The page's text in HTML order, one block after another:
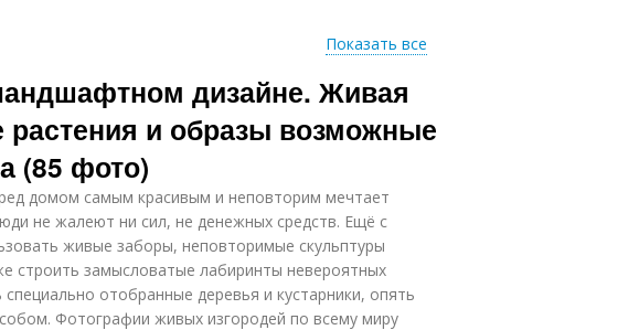
Показать все
дизайне. Живая
и образы возможные
(85 фото)
домом самым красивым и неповторим мечтает
не жалеют ни сил, не денежных средств. Ещё с
живые заборы, неповторимые скульптуры
строить замысловатые лабиринты невероятных
отобранные деревья и кустарники, опять
Фотографии живых изгородей по всему миру